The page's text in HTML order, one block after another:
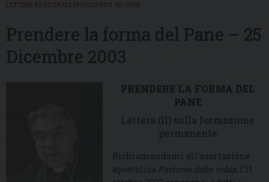
LETTERE PASTORALI EPISCOPATO AD ORIA
Prendere la forma del Pane – 25
Dicembre 2003
PRENDERE LA FORMA DEL
PANE
Lettera (II) sulla formazione
permanente
Richiamandomi all’esortazione
apostolica Pastores dabo vobis, l’11